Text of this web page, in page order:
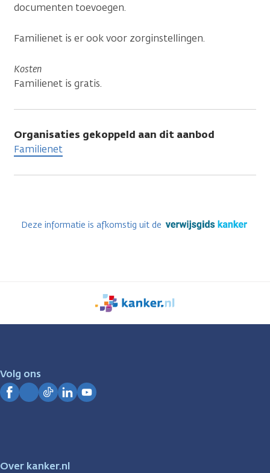
documenten toevoegen.
Familienet is er ook voor zorginstellingen.
Kosten
Familienet is gratis.
Organisaties gekoppeld aan dit aanbod
Familienet
Deze informatie is afkomstig uit de
We
zijn
Volg ons
Over kanker.nl